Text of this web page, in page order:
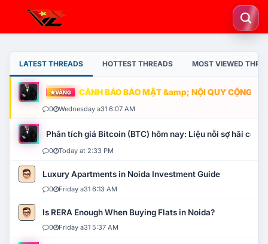
LATEST THREADS HOTTEST THREADS MOST VIEWED
VÀNG CẢNH BÁO BẢO MẬT &amp; NỘI QUY CỘNG
0 Wednesday a31 6:07 AM
Phân tích giá Bitcoin (BTC) hôm nay: Liệu nỗi sợ hãi có
0 Today at 2:33 PM
Luxury Apartments in Noida Investment Guide
0 Friday a31 6:13 AM
Is RERA Enough When Buying Flats in Noida?
0 Friday a31 5:37 AM